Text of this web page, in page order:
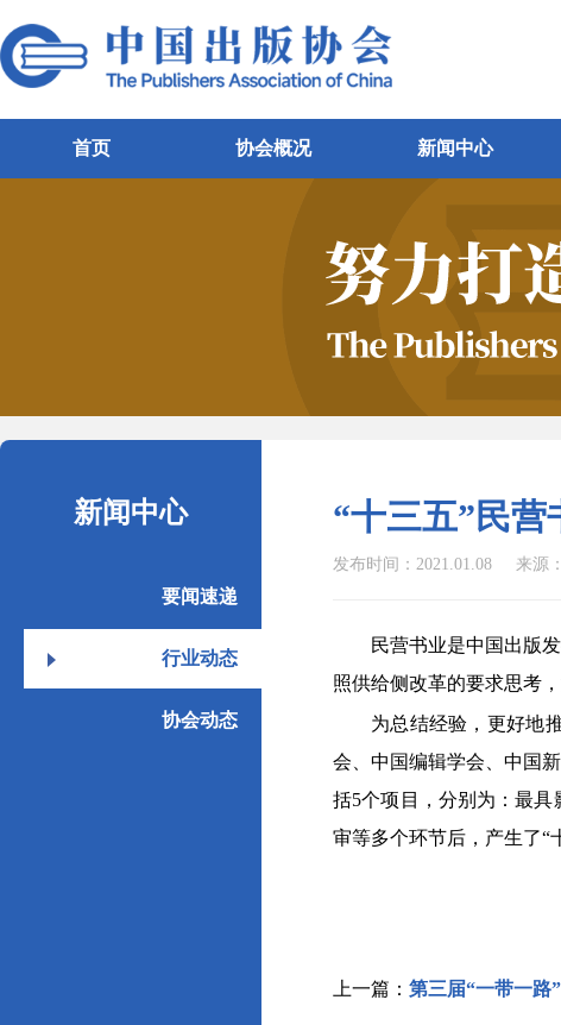
首页 协会概况 新闻中心
新闻中心
要闻速递
行业动态
协会动态
“十三五”民
发布时间：2021.01.08 来源
民营书业是中国出版
照供给侧改革的要求思考
为总结经验，更好地
会、中国编辑学会、中国
括5个项目，分别为：最
审等多个环节后，产生了“
上一篇： 第三届“一带一路